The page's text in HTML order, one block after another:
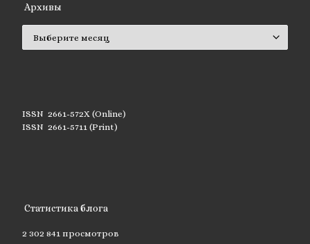
Архивы
ISSN 2661-572X (Online)
ISSN 2661-5711 (Print)
Статистика блога
2 302 841 просмотров